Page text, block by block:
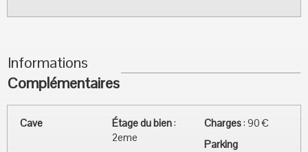
Informations
Complémentaires
Cave Étage du bien:
2eme
Charges:90 €
Parking